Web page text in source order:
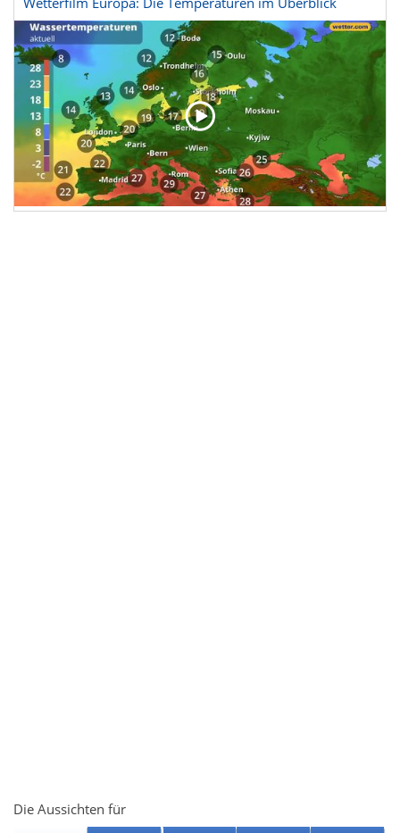
Die Aussichten für